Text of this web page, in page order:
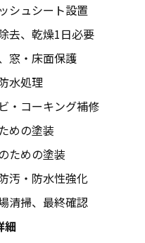
シュシート設置
去、乾燥1日必要
窓・床面保護
水処理
・コーキング補修
めの塗装
ための塗装
汚・防水性強化
清掃、最終確認
細